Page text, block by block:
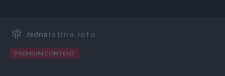
Jedna Istina.info
PREMIUM CONTENT